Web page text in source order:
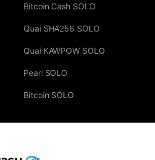
Bitcoin Cash SOLO
Quai SHA256 SOLO
Quai KAWPOW SOLO
Pearl SOLO
Bitcoin SOLO